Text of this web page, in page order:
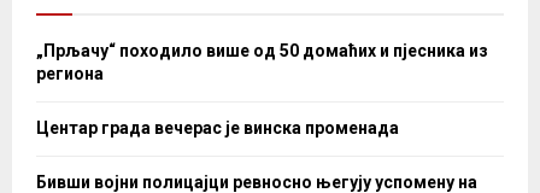
„Прљачу“ походило више од 50 домаћих и пјесника из
региона
Центар града вечерас је винска променада
Бивши војни полицајци ревносно његују успомену на